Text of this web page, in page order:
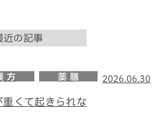
近の記事
方 薬 膳 2026.06.30
重くて起きられな